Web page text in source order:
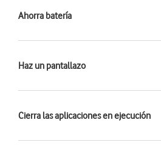
Ahorra batería
Haz un pantallazo
Cierra las aplicaciones en ejecución